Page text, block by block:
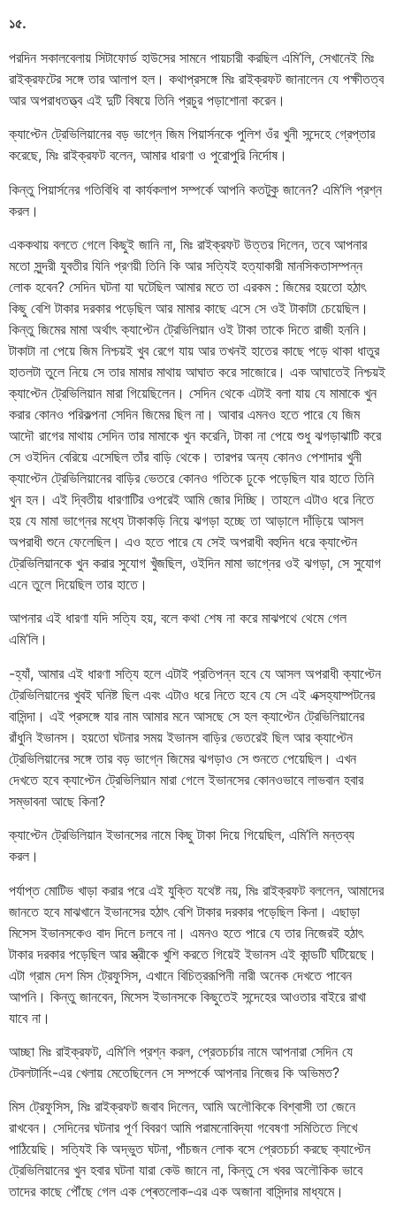
১৫.
পরদিন সকালবেলায় সিটাফোর্ড হাউসের সামনে পায়চারী করছিল এমি’লি, সেখানেই মিঃ
রাইক্রফটের সঙ্গে তার আলাপ হল। কথাপ্রসঙ্গে মিঃ রাইক্রফট জানালেন যে পক্ষীতত্ব
আর অপরাধতত্ত্ব এই দুটি বিষয়ে তিনি প্রচুর পড়াশোনা করেন।
ক্যাপ্টেন ট্রেভিলিয়ানের বড় ভাগ্নে জিম পিয়ার্সনকে পুলিশ ওঁর খুনী সন্দেহে গ্রেপ্তার
করেছে, মিঃ রাইক্রফট বলেন, আমার ধারণা ও পুরোপুরি নির্দোষ।
কিন্তু পিয়ার্সনের গতিবিধি বা কার্যকলাপ সম্পর্কে আপনি কতটুকু জানেন? এমি’লি প্রশ্ন
করল।
এককথায় বলতে গেলে কিছুই জানি না, মিঃ রাইক্রফট উত্তর দিলেন, তবে আপনার
মতো সুন্দরী যুবতীর যিনি প্রণয়ী তিনি কি আর সত্যিই হত্যাকারী মানসিকতাসম্পন্ন
লোক হবেন? সেদিন ঘটনা যা ঘটেছিল আমার মতে তা এরকম : জিমের হয়তো হঠাৎ
কিছু বেশি টাকার দরকার পড়েছিল আর মামার কাছে এসে সে ওই টাকাটা চেয়েছিল।
কিন্তু জিমের মামা অর্থাৎ ক্যাপ্টেন ট্রেভিলিয়ান ওই টাকা তাকে দিতে রাজী হননি।
টাকাটা না পেয়ে জিম নিশ্চয়ই খুব রেগে যায় আর তখনই হাতের কাছে পড়ে থাকা ধাতুর
হাতলটা তুলে নিয়ে সে তার মামার মাথায় আঘাত করে সাজোরে। এক আঘাতেই নিশ্চয়ই
ক্যাপ্টেন ট্রেভিলিয়ান মারা গিয়েছিলেন। সেদিন থেকে এটাই বলা যায় যে মামাকে খুন
করার কোনও পরিকল্পনা সেদিন জিমের ছিল না। আবার এমনও হতে পারে যে জিম
আদৌ রাগের মাথায় সেদিন তার মামাকে খুন করেনি, টাকা না পেয়ে শুধু ঝগড়াঝাটি করে
সে ওইদিন বেরিয়ে এসেছিল তাঁর বাড়ি থেকে। তারপর অন্য কোনও পেশাদার খুনী
ক্যাপ্টেন ট্রেভিলিয়ানের বাড়ির ভেতরে কোনও গতিকে ঢুকে পড়েছিল যার হাতে তিনি
খুন হন। এই দ্বিতীয় ধারণাটির ওপরেই আমি জোর দিচ্ছি। তাহলে এটাও ধরে নিতে
হয় যে মামা ভাগ্নের মধ্যে টাকাকড়ি নিয়ে ঝগড়া হচ্ছে তা আড়ালে দাঁড়িয়ে আসল
অপরাধী শুনে ফেলেছিল। এও হতে পারে যে সেই অপরাধী বহুদিন ধরে ক্যাপ্টেন
ট্রেভিলিয়ানকে খুন করার সুযোগ খুঁজছিল, ওইদিন মামা ভাগ্নের ওই ঝগড়া, সে সুযোগ
এনে তুলে দিয়েছিল তার হাতে।
আপনার এই ধারণা যদি সত্যি হয়, বলে কথা শেষ না করে মাঝপথে থেমে গেল
এমি’লি।
-হ্যাঁ, আমার এই ধারণা সত্যি হলে এটাই প্রতিপন্ন হবে যে আসল অপরাধী ক্যাপ্টেন
ট্রেভিলিয়ানের খুবই ঘনিষ্ট ছিল এবং এটাও ধরে নিতে হবে যে সে এই এক্সহ্যাম্পটনের
বাসিন্দা। এই প্রসঙ্গে যার নাম আমার মনে আসছে সে হল ক্যাপ্টেন ট্রেভিলিয়ানের
রাঁধুনি ইভানস। হয়তো ঘটনার সময় ইভানস বাড়ির ভেতরেই ছিল আর ক্যাপ্টেন
ট্রেভিলিয়ানের সঙ্গে তার বড় ভাগ্নে জিমের ঝগড়াও সে শুনতে পেয়েছিল। এখন
দেখতে হবে ক্যাপ্টেন ট্রেভিলিয়ান মারা গেলে ইভানসের কোনওভাবে লাভবান হবার
সম্ভাবনা আছে কিনা?
ক্যাপ্টেন ট্রেভিলিয়ান ইভানসের নামে কিছু টাকা দিয়ে গিয়েছিল, এমি’লি মন্তব্য
করল।
পর্যাপ্ত মোটিভ খাড়া করার পরে এই যুক্তি যথেষ্ট নয়, মিঃ রাইক্রফট বললেন, আমাদের
জানতে হবে মাঝখানে ইভানসের হঠাৎ বেশি টাকার দরকার পড়েছিল কিনা। এছাড়া
মিসেস ইভানসকেও বাদ দিলে চলবে না। এমনও হতে পারে যে তার নিজেরই হঠাৎ
টাকার দরকার পড়েছিল আর স্ত্রীকে খুশি করতে গিয়েই ইভানস এই কান্ডটি ঘটিয়েছে।
এটা গ্রাম দেশ মিস ট্রেফুসিস, এখানে বিচিত্ররূপিনী নারী অনেক দেখতে পাবেন
আপনি। কিন্তু জানবেন, মিসেস ইভানসকে কিছুতেই সন্দেহের আওতার বাইরে রাখা
যাবে না।
আচ্ছা মিঃ রাইক্রফট, এমি’লি প্রশ্ন করল, প্রেতচর্চার নামে আপনারা সেদিন যে
টেবলটার্নিং-এর খেলায় মেতেছিলেন সে সম্পর্কে আপনার নিজের কি অভিমত?
মিস ট্রেফুসিস, মিঃ রাইক্রফট জবাব দিলেন, আমি অলৌকিকে বিশ্বাসী তা জেনে
রাখবেন। সেদিনের ঘটনার পূর্ণ বিবরণ আমি পরামনোবিদ্যা গবেষণা সমিতিতে লিখে
পাঠিয়েছি। সত্যিই কি অদ্ভুত ঘটনা, পাঁচজন লোক বসে প্রেতচর্চা করছে ক্যাপ্টেন
ট্রেভিলিয়ানের খুন হবার ঘটনা যারা কেউ জানে না, কিন্তু সে খবর অলৌকিক ভাবে
তাদের কাছে পৌঁছে গেল এক প্ৰেতলোক-এর এক অজানা বাসিন্দার মাধ্যমে।